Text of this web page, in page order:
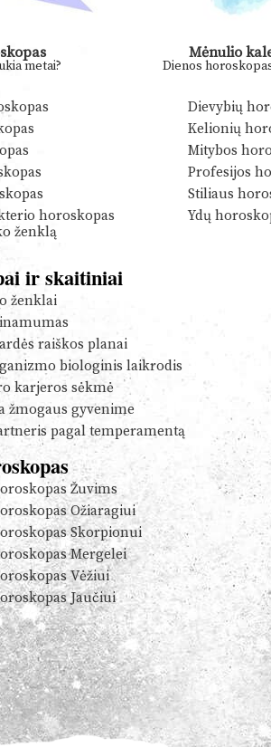
metai?
Mėnulio
Dienos
Dievybių
Kelionių
Mitybos
Profesijos
Stiliaus
horoskopas
ženklą
Ydų
ir skaitiniai
ženklai
raiškos planai
biologinis laikrodis
karjeros sėkmė
žmogaus gyvenime
pagal temperamentą
Žuvims
Ožiaragiui
Skorpionui
Mergelei
Vėžiui
Jaučiui